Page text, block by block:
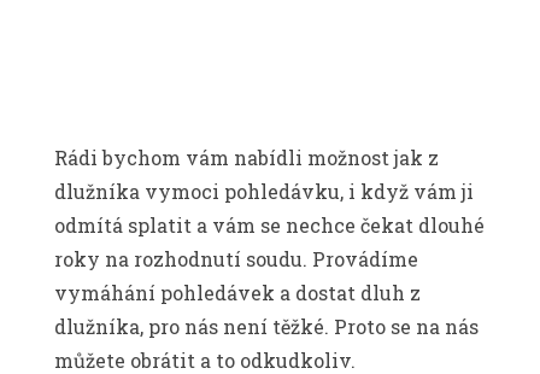
Rádi bychom vám nabídli možnost jak z
dlužníka vymoci pohledávku, i když vám ji
odmítá splatit a vám se nechce čekat dlouhé
roky na rozhodnutí soudu. Provádíme
vymáhání pohledávek a dostat dluh z
dlužníka, pro nás není těžké. Proto se na nás
můžete obrátit a to odkudkoliv.